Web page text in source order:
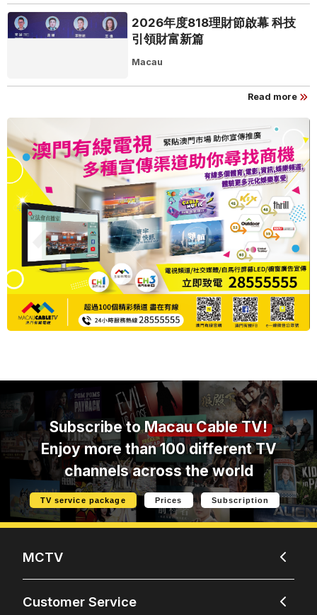
2026年度818理財節啟幕 科技
引領財富新篇
Macau
Read more
Subscribe toMacau Cable TV!
Enjoy more than 100 different TV
channels across the world
TV service package Prices Subscription
MCTV
Customer Service